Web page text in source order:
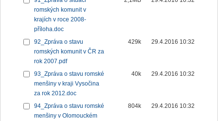
romských komunit v
krajích v roce 2008-
příloha.doc
92_Zpráva o stavu
romských komunit v ČR za
rok 2007.pdf
429k 29.4.2016 10:32
93_Zpráva o stavu romské
menšiny v kraji Vysočina
za rok 2012.doc
40k 29.4.2016 10:32
94_Zpráva o stavu romské
menšiny v Olomouckém
804k 29.4.2016 10:32